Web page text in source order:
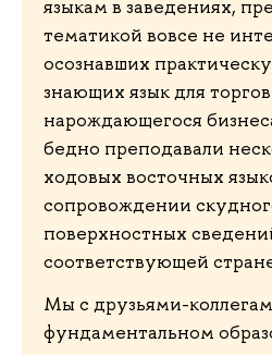
языкам в заведениях,
тематикой вовсе не
осознавших
знающих язык для
нарождающегося
бедно преподавали
ходовых восточных
сопровождении
поверхностных
соответствующей
Мы с друзьями-
фундаментальном